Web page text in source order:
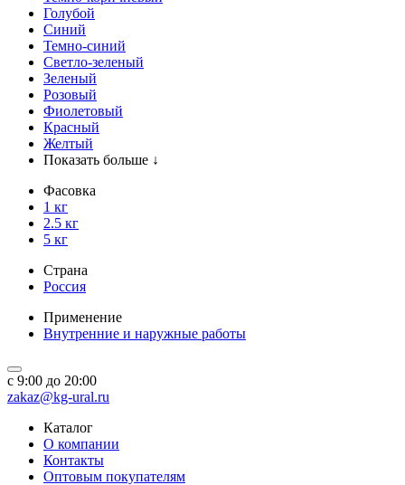
Голубой
Синий
Темно-синий
Светло-зеленый
Зеленый
Розовый
Фиолетовый
Красный
Желтый
Показать больше ↓
Фасовка
1 кг
2.5 кг
5 кг
Страна
Россия
Применение
Внутренние и наружные работы
c 9:00 до 20:00
zakaz@kg-ural.ru
Каталог
О компании
Контакты
Оптовым покупателям